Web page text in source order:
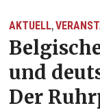
AKTUELL,
und
Der